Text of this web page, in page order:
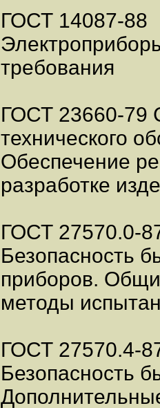
ГОСТ 14087-88
требования
ГОСТ 23660-79
технического
Обеспечение
разработке
ГОСТ 27570.0-
Безопасность
приборов.
методы
ГОСТ 27570.4-
Безопасность